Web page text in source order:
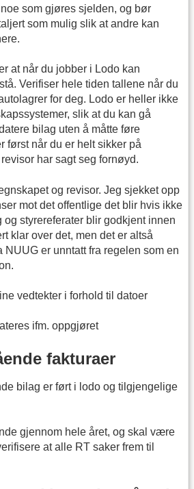
som gjøres sjelden, og bør
som mulig slik at andre kan
at når du jobber i Lodo kan
Verifiser hele tiden tallene når du
for deg. Lodo er heller ikke
slik at du kan gå
bilag uten å måtte føre
først når du er helt sikker på
har sagt seg fornøyd.
og revisor. Jeg sjekket opp
mot det offentlige det blir hvis ikke
styrereferater blir godkjent innen
klar over det, men det er altså
NUUG er unntatt fra regelen som en
vedtekter i forhold til datoer
ifm. oppgjøret
fakturaer
bilag er ført i lodo og tilgjengelige
gjennom hele året, og skal være
at alle RT saker frem til